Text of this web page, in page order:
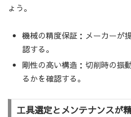
ょう。
機械の精度保証：メーカーが
認する。
剛性の高い構造：切削時の振
るかを確認する。
工具選定とメンテナンスが